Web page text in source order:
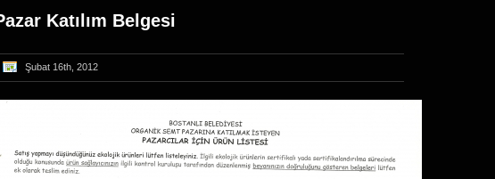
Katılım Belgesi
Şubat 16th, 2012